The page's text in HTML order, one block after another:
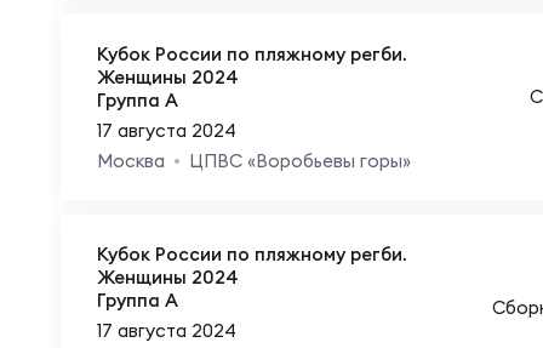
Кубок России по пляжному регби.
Женщины 2024
Группа A
17 августа 2024
Москва
ЦПВС «Воробьевы горы»
Кубок России по пляжному регби.
Женщины 2024
Группа A
17 августа 2024